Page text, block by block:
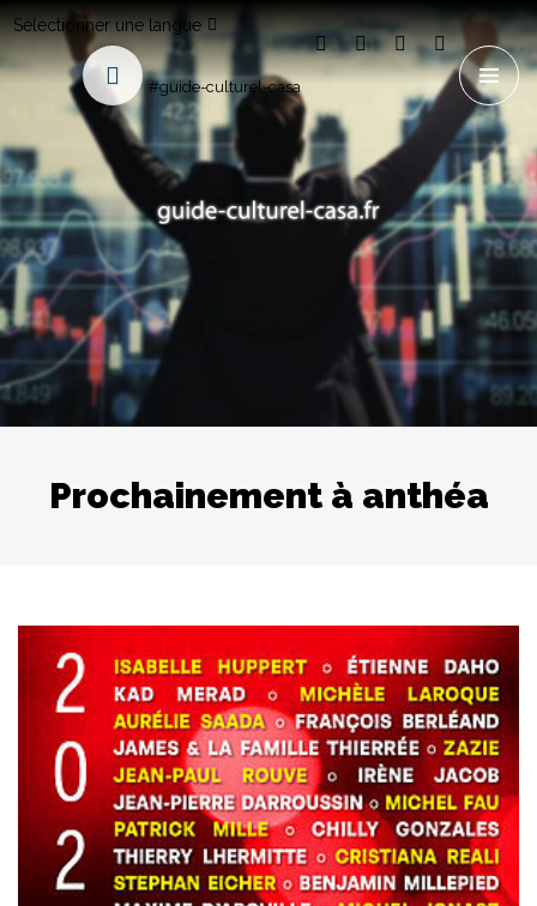
Sélectionner une langue
#guide-culturel-casa
Prochainement à anthéa